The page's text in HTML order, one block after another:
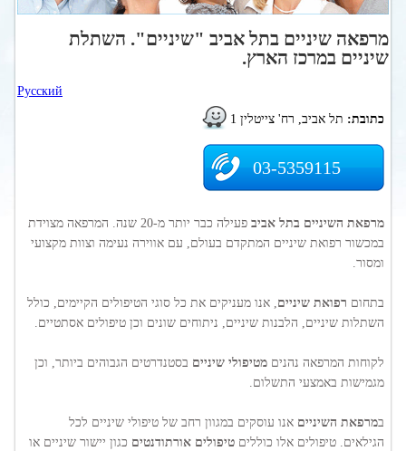
מרפאה שיניים בתל אביב "שיניים". השתלת
שיניים במרכז הארץ.
Русский
כתובת: תל אביב, רח' צייטלין 1
03-5359115
מרפאת השיניים בתל אביב
פעילה כבר יותר מ-20 שנה. המרפאה מצוידת
במכשור רפואת שיניים המתקדם בעולם, עם אווירה נעימה וצוות מקצועי
ומסור.
בתחום רפואת שיניים, אנו מעניקים את כל סוגי הטיפולים הקיימים, כולל
השתלות שיניים, הלבנות שיניים, ניתוחים שונים וכן טיפולים אסתטיים.
לקוחות המרפאה נהנים מטיפולי שיניים בסטנדרטים הגבוהים ביותר, וכן
מגמישות באמצעי התשלום.
במרפאת השיניים אנו עוסקים במגוון רחב של טיפולי שיניים לכל
הגילאים. טיפולים אלו כוללים טיפולים אורתודנטים כגון יישור שיניים או